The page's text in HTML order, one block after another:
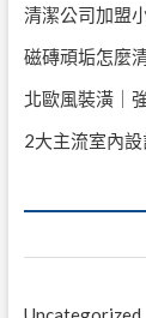
清潔公司加盟
磁磚頑垢怎麼
北歐風裝潢｜
2大主流室內